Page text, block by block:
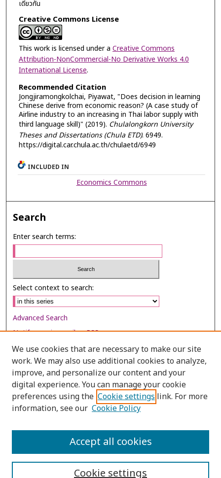
เดียวกัน
Creative Commons License
This work is licensed under a Creative Commons
Attribution-NonCommercial-No Derivative Works 4.0
International License.
Recommended Citation
Jongjiramongkolchai, Piyawat, "Does decision in learning
Chinese derive from economic reason? (A case study of
Airline industry to an increasing in Thai labor supply with
third language skill)" (2019). Chulalongkorn University
Theses and Dissertations (Chula ETD). 6949.
https://digital.car.chula.ac.th/chulaetd/6949
INCLUDED IN
Economics Commons
Search
Enter search terms:
Select context to search:
Advanced Search
Notify me via email orRSS
Browse
Collections
Disciplines
Authors
We use cookies that are necessary to make our site
work. We may also use additional cookies to analyze,
improve, and personalize our content and your
digital experience. You can manage your cookie
preferences using the Cookie settings link. For more
information, see our Cookie Policy
Cookie settings
Accept all cookies